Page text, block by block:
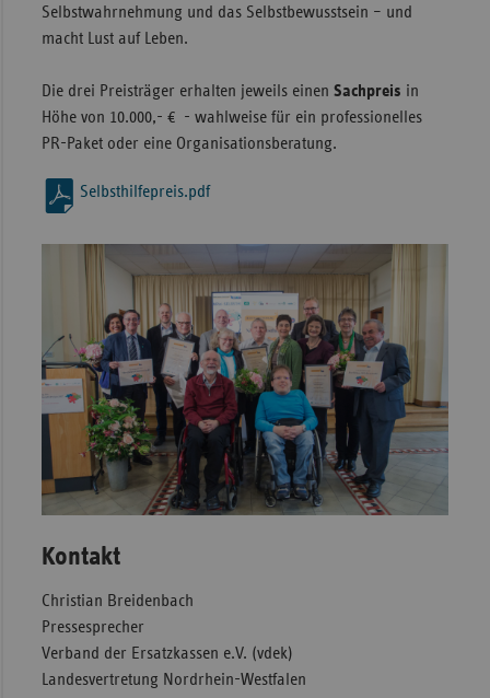
Selbstwahrnehmung und das Selbstbewusstsein – und
macht Lust auf Leben.
Die drei Preisträger erhalten jeweils einen Sachpreis in
Höhe von 10.000,- € - wahlweise für ein professionelles
PR-Paket oder eine Organisationsberatung.
Selbsthilfepreis.pdf
Kontakt
Christian Breidenbach
Pressesprecher
Verband der Ersatzkassen e.V. (vdek)
Landesvertretung Nordrhein-Westfalen